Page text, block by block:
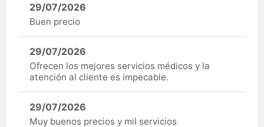
29/07/2026
Buen precio
29/07/2026
Ofrecen los mejores servicios médicos y la
atención al cliente es impecable.
29/07/2026
Muy buenos precios y mil servicios